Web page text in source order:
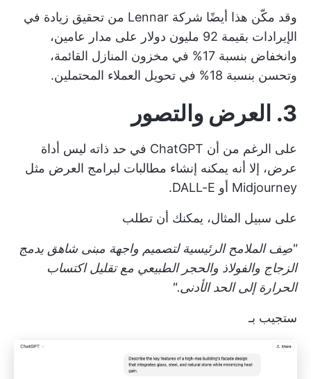
وقد مكّن هذا أيضًا شركة Lennar من تحقيق زيادة في
الإيرادات بقيمة 92 مليون دولار على مدار عامين،
وانخفاض بنسبة 17% في مخزون المنازل القائمة،
وتحسن بنسبة 18% في تحويل العملاء المحتملين.
3. العرض والتصور
على الرغم من أن ChatGPT في حد ذاته ليس أداة
عرض، إلا أنه يمكنه إنشاء مطالبات لبرامج العرض مثل
Midjourney أو DALL-E.
على سبيل المثال، يمكنك أن تطلب
"صِف الملامح الرئيسية لتصميم واجهة مبنى شاهق يدمج
الزجاج والفولاذ والحجر الطبيعي مع تقليل اكتساب
الحرارة إلى الحد الأدنى."
ستجيب بـ